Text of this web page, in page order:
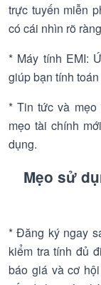
trực tuyến miễn
có cái nhìn rõ
* Máy tính EMI:
giúp bạn tính
* Tin tức và mẹo
mẹo tài chính
dụng.
Mẹo sử
* Đăng ký ngay
kiểm tra tính đủ
báo giá và cơ